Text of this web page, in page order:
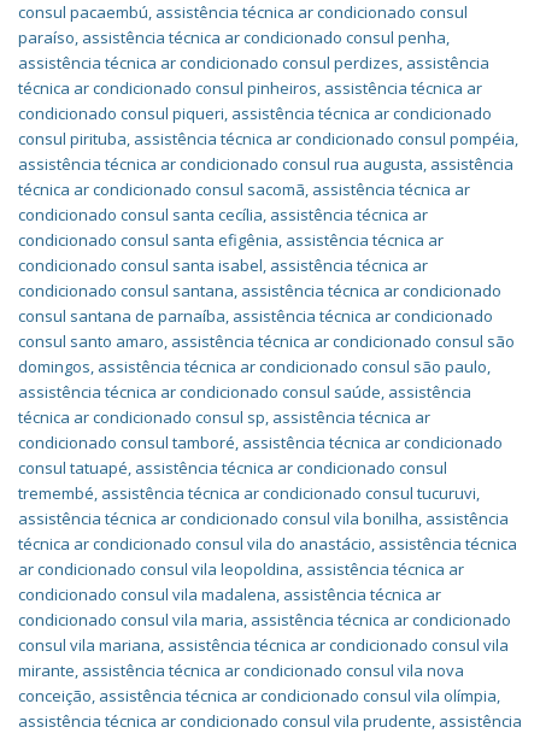
consul pacaembú, assistência técnica ar condicionado consul
paraíso, assistência técnica ar condicionado consul penha,
assistência técnica ar condicionado consul perdizes, assistência
técnica ar condicionado consul pinheiros, assistência técnica ar
condicionado consul piqueri, assistência técnica ar condicionado
consul pirituba, assistência técnica ar condicionado consul pompéia,
assistência técnica ar condicionado consul rua augusta, assistência
técnica ar condicionado consul sacomã, assistência técnica ar
condicionado consul santa cecília, assistência técnica ar
condicionado consul santa efigênia, assistência técnica ar
condicionado consul santa isabel, assistência técnica ar
condicionado consul santana, assistência técnica ar condicionado
consul santana de parnaíba, assistência técnica ar condicionado
consul santo amaro, assistência técnica ar condicionado consul são
domingos, assistência técnica ar condicionado consul são paulo,
assistência técnica ar condicionado consul saúde, assistência
técnica ar condicionado consul sp, assistência técnica ar
condicionado consul tamboré, assistência técnica ar condicionado
consul tatuapé, assistência técnica ar condicionado consul
tremembé, assistência técnica ar condicionado consul tucuruvi,
assistência técnica ar condicionado consul vila bonilha, assistência
técnica ar condicionado consul vila do anastácio, assistência técnica
ar condicionado consul vila leopoldina, assistência técnica ar
condicionado consul vila madalena, assistência técnica ar
condicionado consul vila maria, assistência técnica ar condicionado
consul vila mariana, assistência técnica ar condicionado consul vila
mirante, assistência técnica ar condicionado consul vila nova
conceição, assistência técnica ar condicionado consul vila olímpia,
assistência técnica ar condicionado consul vila prudente, assistência